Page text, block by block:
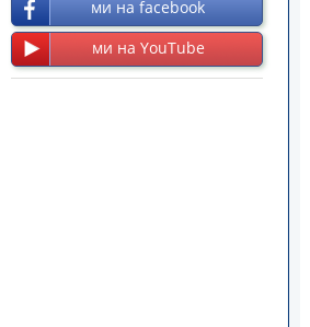
ми на facebook
ми на YouTube